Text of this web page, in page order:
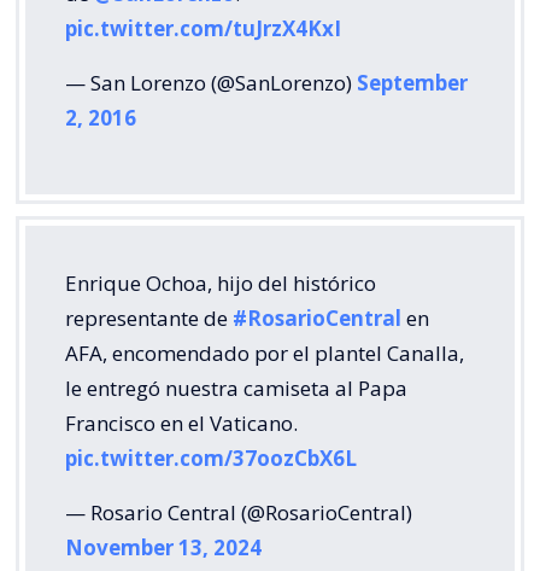
pic.twitter.com/tuJrzX4KxI
— San Lorenzo (@SanLorenzo) September
2, 2016
Enrique Ochoa, hijo del histórico
representante de #RosarioCentral en
AFA, encomendado por el plantel Canalla,
le entregó nuestra camiseta al Papa
Francisco en el Vaticano.
pic.twitter.com/37oozCbX6L
— Rosario Central (@RosarioCentral)
November 13, 2024